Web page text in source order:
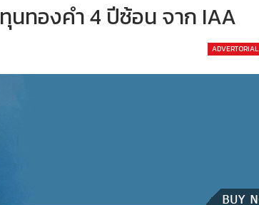
นทองคำ 4 ปีซ้อน จาก IAA
ADVERTORIAL